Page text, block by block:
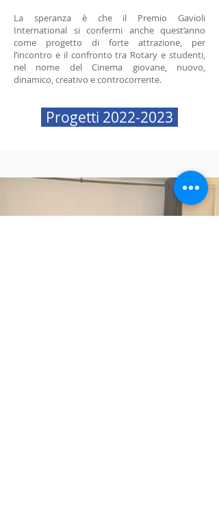
La speranza è che il Premio Gavioli
International si confermi anche quest’anno
come progetto di forte attrazione, per
l’incontro e il confronto tra Rotary e studenti,
nel nome del Cinema giovane, nuovo,
dinamico, creativo e controcorrente.
Progetti 2022-2023